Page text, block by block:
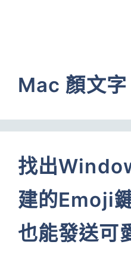
Mac 顏文字
找出
建的Emoji
也能發送可